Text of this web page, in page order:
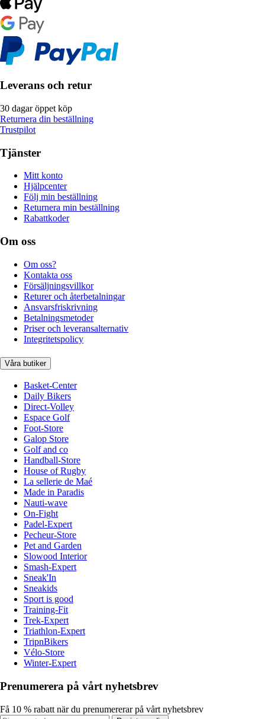
Leverans och retur
30 dagar öppet köp
Returnera din beställning
Trustpilot
Tjänster
Mitt konto
Hjälpcenter
Följ min beställning
Returnera min beställning
Rabattkoder
Om oss
Om oss?
Kontakta oss
Försäljningsvillkor
Returer och återbetalningar
Ansvarsfriskrivning
Betalningsmetoder
Priser och leveransalternativ
Integritetspolicy
Våra butiker
Basket-Center
Daily Bikers
Direct-Volley
Espace Golf
Foot-Store
Galop Store
Golf and co
Handball-Store
House of Rugby
La sellerie de Maé
Made in Paradis
Nauti-wave
On-Fight
Padel-Expert
Pecheur-Store
Pet and Garden
Slowood Interior
Smash-Expert
Sneak'In
Sneakids
Sport is good
Training-Fit
Trek-Expert
Triathlon-Expert
TripnBikers
Vélo-Store
Winter-Expert
Prenumerera på vårt nyhetsbrev
Få 10 % rabatt när du prenumererar på vårt nyhetsbrev